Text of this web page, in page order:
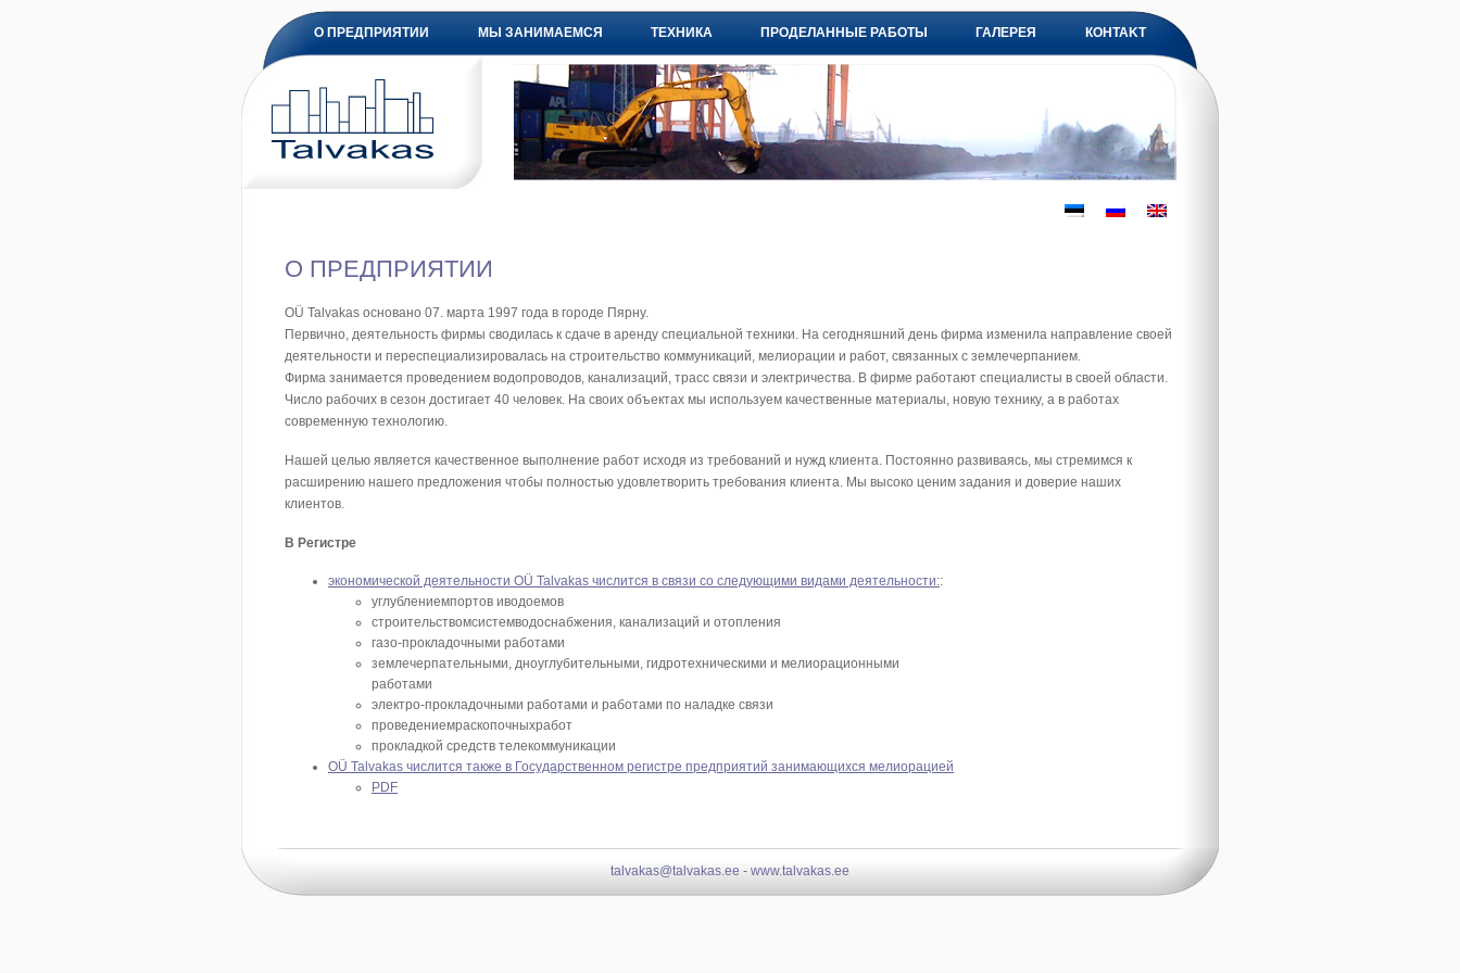
О ПРЕДПРИЯТИИ МЫ ЗАНИМАЕМСЯ ТЕХНИКА ПРОДЕЛАННЫЕ РАБОТЫ ГАЛЕРЕЯ КOHTAKT
О ПРЕДПРИЯТИИ
OÜ Talvakas основано 07. марта 1997 года в городе Пярну.
Первично, деятельность фирмы сводилась к сдаче в аренду специальной техники. На сегодняшний день фирма изменила направление своей
деятельности и переспециализировалась на строительство коммуникаций, мелиорации и работ, связанных с землечерпанием.
Фирма занимается проведением водопроводов, канализаций, трасс связи и электричества. В фирме работают специалисты в своей области.
Число рабочих в сезон достигает 40 человек. На своих объектах мы используем качественные материалы, новую технику, а в работах
современную технологию.
Нашей целью является качественное выполнение работ исходя из требований и нужд клиента. Постоянно развиваясь, мы стремимся к
расширению нашего предложения чтобы полностью удовлетворить требования клиента. Мы высоко ценим задания и доверие наших
клиентов.
В Регистре
экономической деятельности OÜ Talvakas числится в связи со следующими видами деятельности::
углублениемпортов иводоемов
строительствомсистемводоснабжения, канализаций и отопления
газо-прокладочными работами
землечерпательными, дноуглубительными, гидротехническими и мелиорационными
работами
электро-прокладочными работами и работами по наладке связи
проведениемраскопочныхработ
прокладкой средств телекоммуникации
OÜ Talvakas числится также в Государственном регистре предприятий занимающихся мелиорацией
PDF
talvakas@talvakas.ee - www.talvakas.ee